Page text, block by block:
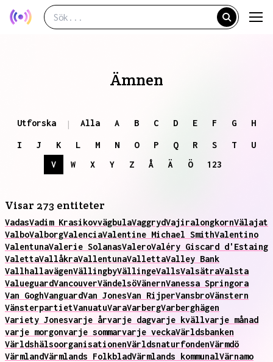
Ämnen
Utforska | Alla A B C D E F G H
I J K L M N O P Q R S T
U
V
W X Y Z Å Ä Ö 123
Visar 273 entiteter
VadasVadim KrasikovvägbulaVaggrydVajiralongkornVälajat
ValboValborgValenciaValentine Michael SmithValentino
ValentunaValerie SolanasValeroValéry Giscard d'Estaing
ValettaVallåkraVallentunaVallettaValley Bank
VallhallavägenVällingbyVällingeVallsValsätraValsta
ValueguardVancouverVändelsöVänernVanessa Springora
Van GoghVanguardVan JonesVan RijperVansbroVänstern
VänsterpartietVanuatuVaraVarbergVarberghägen
Variety Jonesvarje årvarje dagvarje kvällvarje månad
varje morgonvarje sommarvarje veckaVärldsbanken
VärldshälsoorganisationenVärldsnaturfondenVärmdö
VärmlandVärmlands FolkbladVärmlands kommunalVärnamo